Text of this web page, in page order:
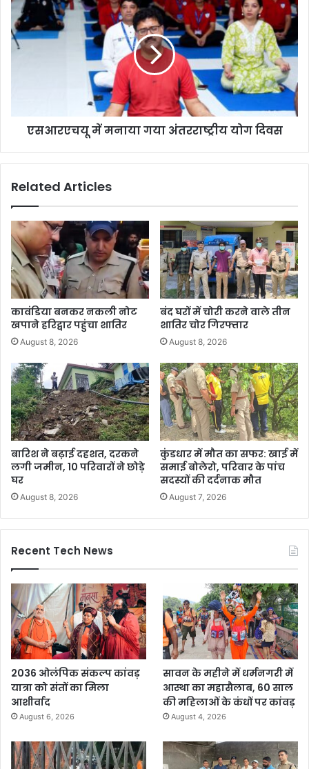
एसआरएचयू में मनाया गया अंतरराष्ट्रीय योग दिवस
Related Articles
कावंडिया बनकर नकली नोट
खपाने हरिद्वार पहुंचा शातिर
August 8, 2026
बंद घरों में चोरी करने वाले तीन
शातिर चोर गिरफ्तार
August 8, 2026
बारिश ने बढ़ाई दहशत, दरकने
लगी जमीन, 10 परिवारों ने छोड़े
घर
August 8, 2026
कुंडधार में मौत का सफर: खाई में
समाई बोलेरो, परिवार के पांच
सदस्यों की दर्दनाक मौत
August 7, 2026
Recent Tech News
2036 ओलंपिक संकल्प कांवड़
यात्रा को संतों का मिला
आशीर्वाद
August 6, 2026
सावन के महीने में धर्मनगरी में
आस्था का महासैलाब, 60 साल
की महिलाओं के कंधों पर कांवड़
August 4, 2026